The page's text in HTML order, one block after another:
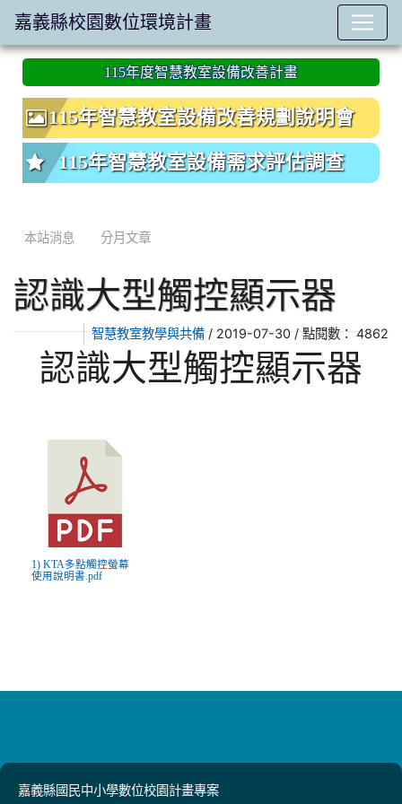
:::
115年度智慧教室設備改善計畫
115年智慧教室設備改善規劃說明會
115年智慧教室設備需求評估調查
本站消息 分月文章
認識大型觸控顯示器
智慧教室教學與共備/ 2019-07-30 / 點閱數： 4862
認識大型觸控顯示器
1) KTA多點觸控螢幕
使用說明書.pdf
嘉義縣國民中小學數位校園計畫專案
嘉義縣校園數位環境計畫